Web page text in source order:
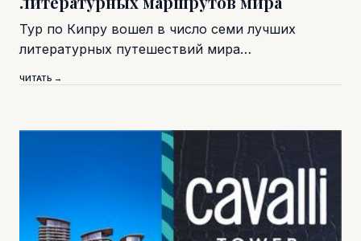
Тур по Кипру вошел в число семи лучших
литературных путешествий мира…
ЧИТАТЬ →